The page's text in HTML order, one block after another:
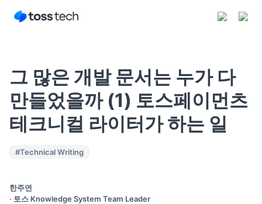
구독하기
그 많은 개발 문서는 누가 다
만들었을까 (1) 토스페이먼츠
테크니컬 라이터가 하는 일
#Technical Writing
한주연
· 토스 Knowledge System Team Leader